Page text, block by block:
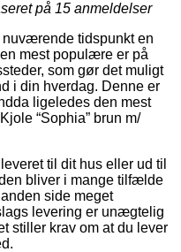
på 15 anmeldelser
nuværende tidspunkt en
mest populære er på
som gør det muligt
i din hverdag. Denne er
ligeledes den mest
“Sophia” brun m/
til dit hus eller ud til
bliver i mange tilfælde
side meget
levering er unægtelig
stiller krav om at du lever